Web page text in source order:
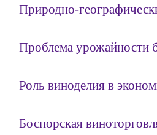
Природно-
Проблема урожайности
Роль виноделия в
Боспорская